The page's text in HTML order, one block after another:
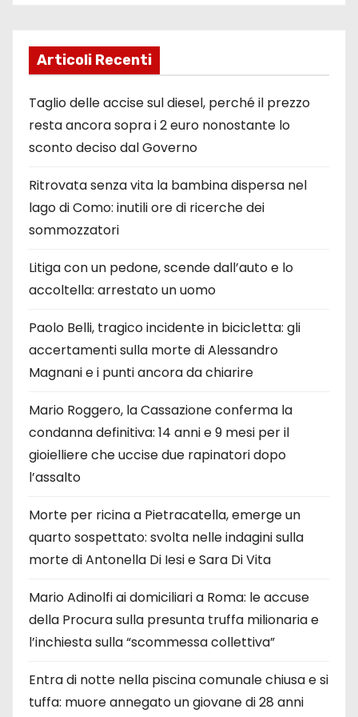
Articoli Recenti
Taglio delle accise sul diesel, perché il prezzo
resta ancora sopra i 2 euro nonostante lo
sconto deciso dal Governo
Ritrovata senza vita la bambina dispersa nel
lago di Como: inutili ore di ricerche dei
sommozzatori
Litiga con un pedone, scende dall’auto e lo
accoltella: arrestato un uomo
Paolo Belli, tragico incidente in bicicletta: gli
accertamenti sulla morte di Alessandro
Magnani e i punti ancora da chiarire
Mario Roggero, la Cassazione conferma la
condanna definitiva: 14 anni e 9 mesi per il
gioielliere che uccise due rapinatori dopo
l’assalto
Morte per ricina a Pietracatella, emerge un
quarto sospettato: svolta nelle indagini sulla
morte di Antonella Di Iesi e Sara Di Vita
Mario Adinolfi ai domiciliari a Roma: le accuse
della Procura sulla presunta truffa milionaria e
l’inchiesta sulla “scommessa collettiva”
Entra di notte nella piscina comunale chiusa e si
tuffa: muore annegato un giovane di 28 anni